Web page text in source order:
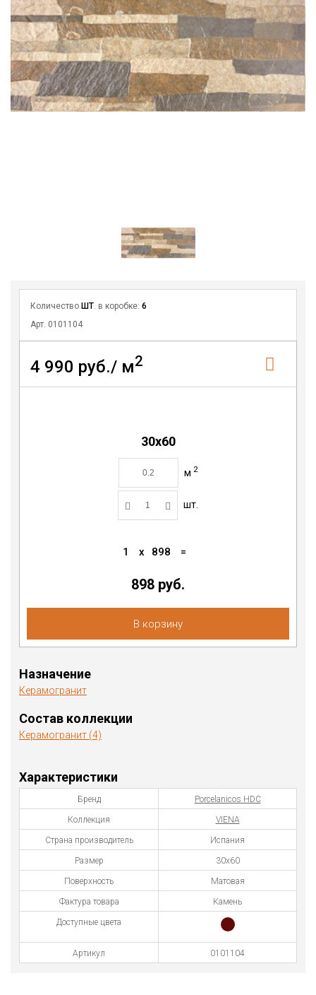
Количество ШТ . в коробке: 6
Арт. 0101104
4 990 руб./ м2
30x60
м 2
шт.
1 x 898 =
898 руб.
В корзину
Назначение
Керамогранит
Состав коллекции
Керамогранит (4)
Характеристики
Бренд Porcelanicos HDC
Коллекция VIENA
Страна производитель Испания
Размер 30x60
Поверхность Матовая
Фактура товара Камень
Доступные цвета
Артикул 0101104